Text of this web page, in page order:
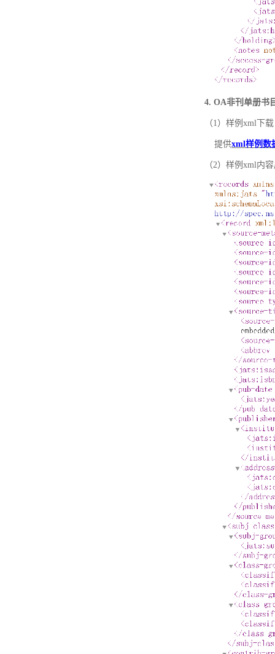
4. OA非刊单册书
（1）样例xml下载
提供xml样例数
（2）样例xml内